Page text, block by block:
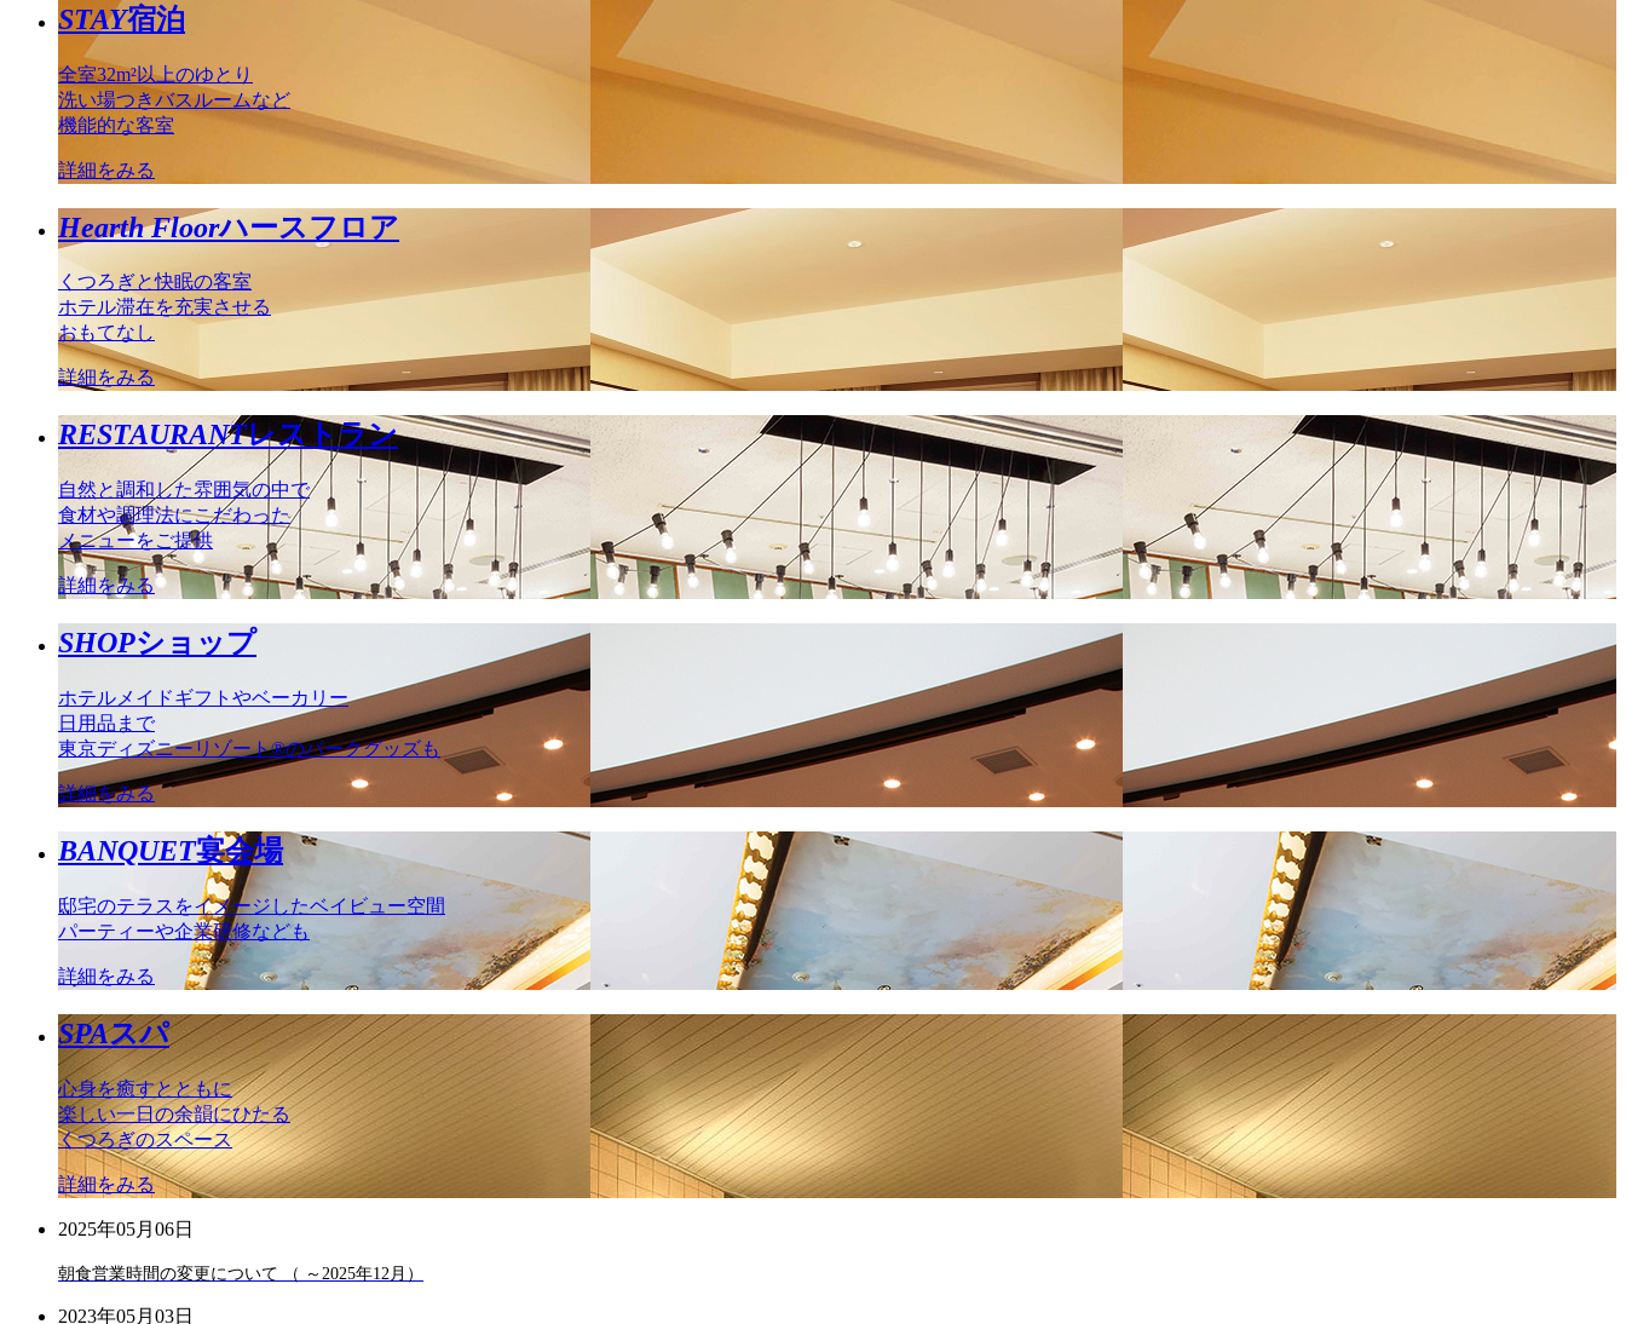
STAY宿泊
全室32m²以上のゆとり
洗い場つきバスルームなど
機能的な客室
詳細をみる
Hearth Floorハースフロア
くつろぎと快眠の客室
ホテル滞在を充実させる
おもてなし
詳細をみる
RESTAURANTレストラン
自然と調和した雰囲気の中で
食材や調理法にこだわった
メニューをご提供
詳細をみる
SHOPショップ
ホテルメイドギフトやベーカリー
日用品まで
東京ディズニーリゾート®のパークグッズも
詳細をみる
BANQUET宴会場
邸宅のテラスをイメージしたベイビュー空間
パーティーや企業研修なども
詳細をみる
SPAスパ
心身を癒すとともに
楽しい一日の余韻にひたる
くつろぎのスペース
詳細をみる
2025年05月06日
朝食営業時間の変更について （ ～2025年12月）
2023年05月03日